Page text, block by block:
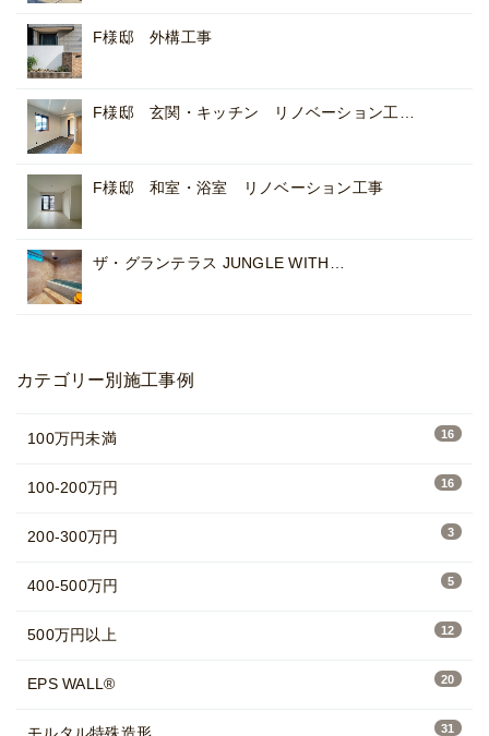
F様邸 外構工事
F様邸 玄関・キッチン リノベーション工…
F様邸 和室・浴室 リノベーション工事
ザ・グランテラス JUNGLE WITH…
カテゴリー別施工事例
100万円未満 16
100-200万円 16
200-300万円 3
400-500万円 5
500万円以上 12
EPS WALL® 20
31